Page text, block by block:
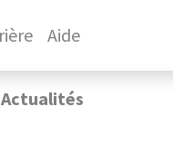
Aide
Actualités